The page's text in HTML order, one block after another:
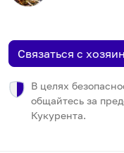
Связаться с
В целях
общайтесь за
Кукурента.